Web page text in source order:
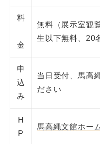
料
金
無料（展示室観
生以下無料、20
申
込
み
当日受付、馬高
ださい
H
P
馬高縄文館ホー